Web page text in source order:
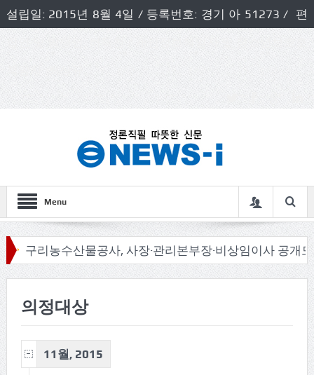
설립일: 2015년 8월 4일 / 등록번호: 경기 아 51273 / 편
집인 및 발행인: 허득천 / 개인정보책임자 및 청소년보호호
책임자: 최상규
Menu
구리농수산물공사, 사장·관리본부장·비상임이사 공개모집
의정대상
11월, 2015